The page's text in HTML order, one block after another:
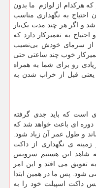
که هرکدام از لوازم‌ ما بدون
احتیاج به نگهداری مناسب
و اگر هر چند مدت یک‌بار
به تعمیرکار دارد که
از سرمای خودش بی‌نصیب
خوب چند ساعتی حتی
رو برای شما به همراه
یعنی قبل از خراب شدن به
است که باید جدی گرفته
ای باعث خواهد شد که
و طول عمر آن زیاد شود.
زمینه ی نگهداری از داکت
که شاهد این هستیم سرویس
تعویق می افتد و این امر
شود. پس ما در همین ابتدا
داکت اسپیلت خود را به